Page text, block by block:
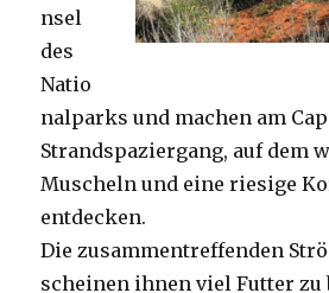
nsel
des
Natio
nalparks und machen am
Strandspaziergang, auf dem
Muscheln und eine riesige
entdecken.
Die zusammentreffenden
scheinen ihnen viel Futter zu